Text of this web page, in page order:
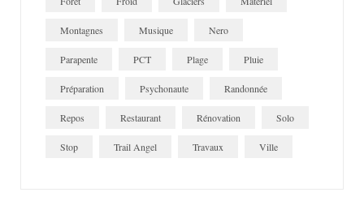
Montagnes Musique Nero
Parapente PCT Plage Pluie
Préparation Psychonaute Randonnée
Repos Restaurant Rénovation Solo
Stop Trail Angel Travaux Ville